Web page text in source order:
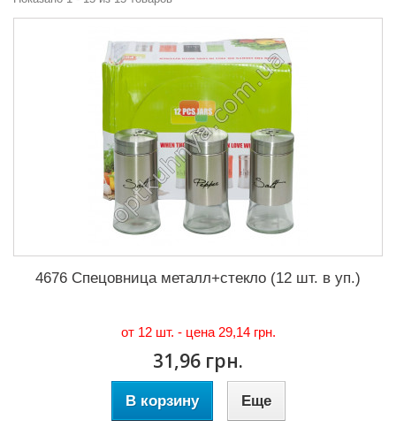
4676 Спецовница металл+стекло (12 шт. в уп.)
от 12 шт. - цена 29,14 грн.
31,96 грн.
В корзину Еще